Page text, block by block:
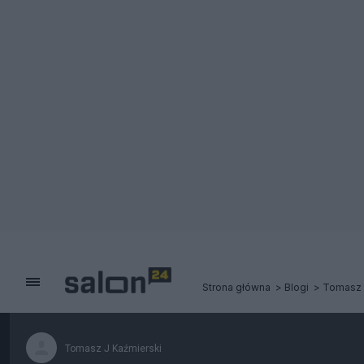
Strona główna Blogi Tomasz
Tomasz J Kaźmierski